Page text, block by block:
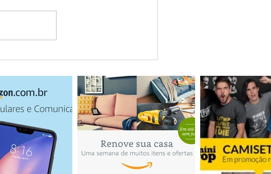
roteiros e dicas para sua
viagem à República
Dominicana